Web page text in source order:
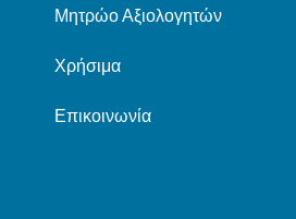
Μητρώο Αξιολογητών
Χρήσιμα
Επικοινωνία